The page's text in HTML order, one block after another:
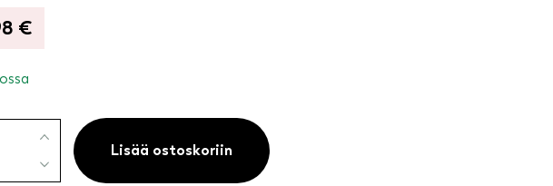
€
Lisää ostoskoriin